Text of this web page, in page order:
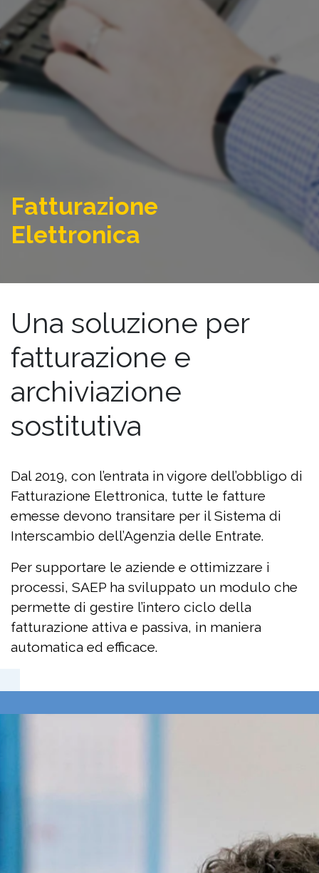
Fatturazione
Elettronica
Una soluzione per
fatturazione e
archiviazione
sostitutiva
Dal 2019, con l’entrata in vigore dell’obbligo di
Fatturazione Elettronica, tutte le fatture
emesse devono transitare per il Sistema di
Interscambio dell’Agenzia delle Entrate.
Per supportare le aziende e ottimizzare i
processi, SAEP ha sviluppato un modulo che
permette di gestire l’intero ciclo della
fatturazione attiva e passiva, in maniera
automatica ed efficace.